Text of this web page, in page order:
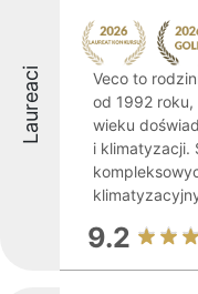
Laureaci
Veco to
od 1992
wieku
i klimatyzacji.
9.2